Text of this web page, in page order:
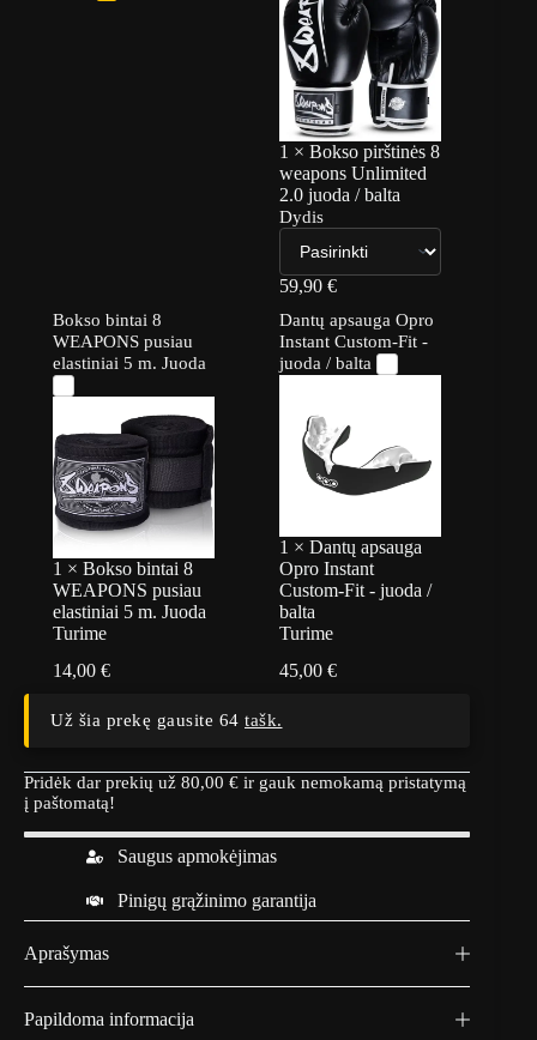
1 × Bokso pirštinės 8
weapons Unlimited
2.0 juoda / balta
Dydis
59,90 €
Bokso bintai 8
WEAPONS pusiau
elastiniai 5 m. Juoda
1 ×Bokso bintai 8
WEAPONS pusiau
elastiniai 5 m. Juoda
Turime
14,00€
Dantų apsauga Opro
Instant Custom-Fit -
juoda / balta
1 × Dantų apsauga
Opro Instant
Custom-Fit - juoda /
balta
Turime
45,00 €
Už šia prekę gausite 64 tašk.
Pridėk dar prekių už 80,00 € ir gauk nemokamą pristatymą
į paštomatą!
Saugus apmokėjimas
Pinigų grąžinimo garantija
Aprašymas
Papildoma informacija